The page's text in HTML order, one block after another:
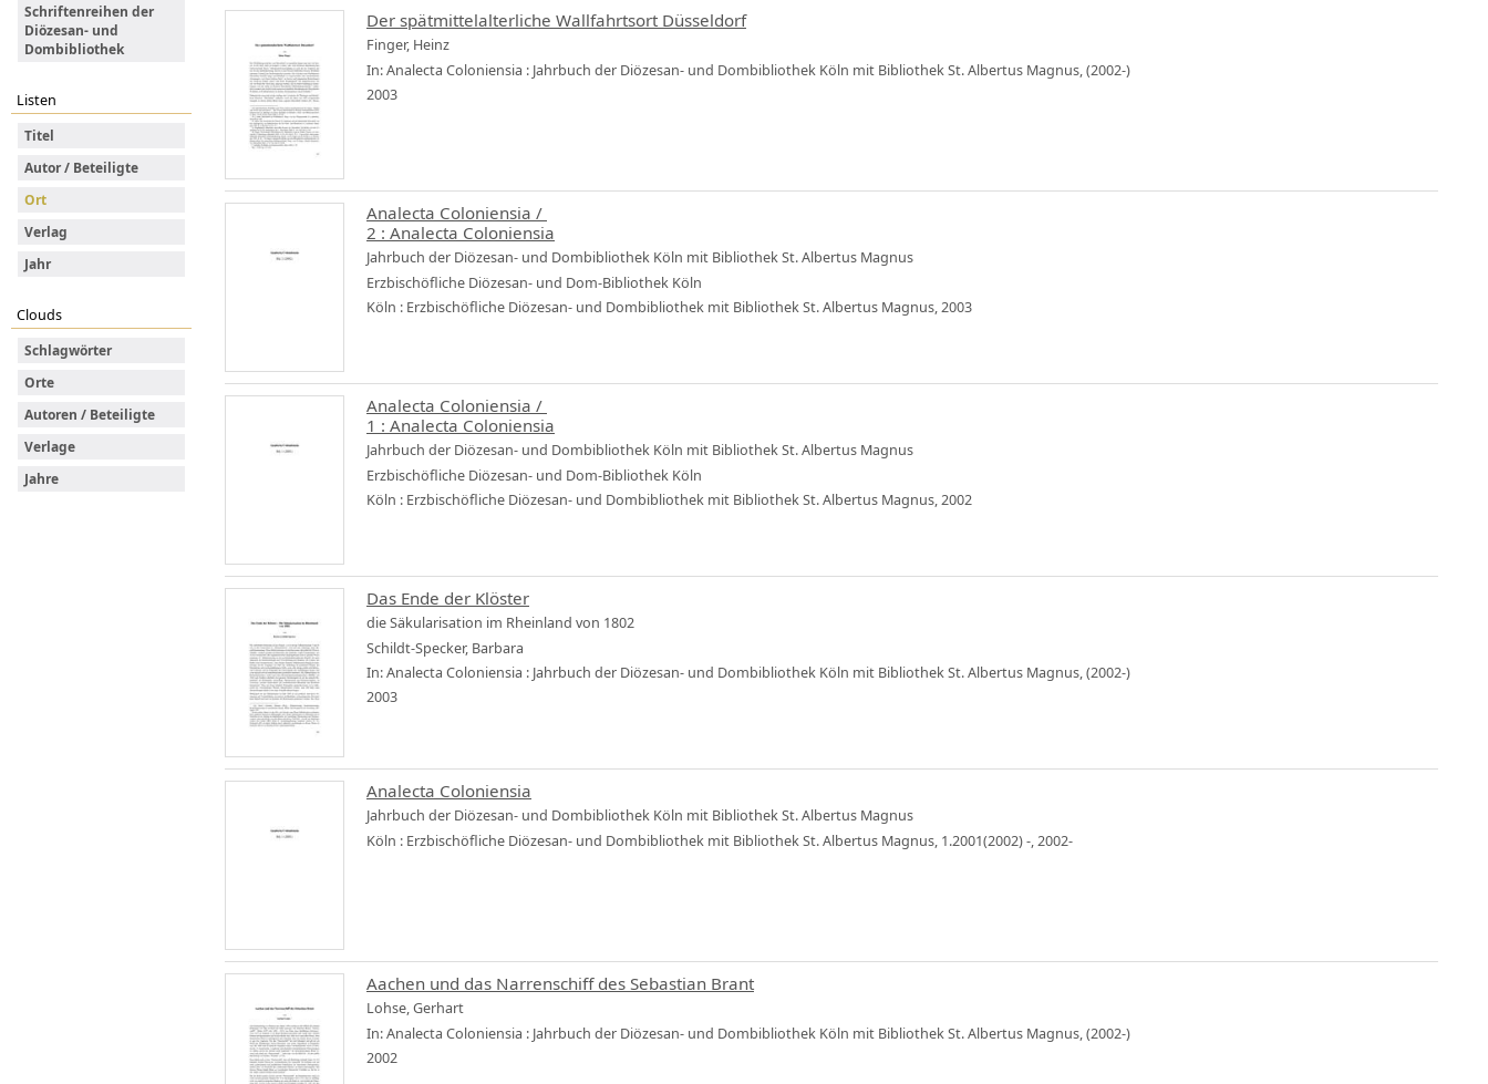
Schriftenreihen der
Diözesan- und
Dombibliothek
Listen
Titel
Autor / Beteiligte
Ort
Verlag
Jahr
Clouds
Schlagwörter
Orte
Autoren / Beteiligte
Verlage
Jahre
Der spätmittelalterliche Wallfahrtsort Düsseldorf
Finger, Heinz
In: Analecta Coloniensia : Jahrbuch der Diözesan- und Dombibliothek Köln mit Bibliothek St. Albertus Magnus, (2002-)
2003
Analecta Coloniensia /
2 : Analecta Coloniensia
Jahrbuch der Diözesan- und Dombibliothek Köln mit Bibliothek St. Albertus Magnus
Erzbischöfliche Diözesan- und Dom-Bibliothek Köln
Köln : Erzbischöfliche Diözesan- und Dombibliothek mit Bibliothek St. Albertus Magnus, 2003
Analecta Coloniensia /
1 : Analecta Coloniensia
Jahrbuch der Diözesan- und Dombibliothek Köln mit Bibliothek St. Albertus Magnus
Erzbischöfliche Diözesan- und Dom-Bibliothek Köln
Köln : Erzbischöfliche Diözesan- und Dombibliothek mit Bibliothek St. Albertus Magnus, 2002
Das Ende der Klöster
die Säkularisation im Rheinland von 1802
Schildt-Specker, Barbara
In: Analecta Coloniensia : Jahrbuch der Diözesan- und Dombibliothek Köln mit Bibliothek St. Albertus Magnus, (2002-)
2003
Analecta Coloniensia
Jahrbuch der Diözesan- und Dombibliothek Köln mit Bibliothek St. Albertus Magnus
Köln : Erzbischöfliche Diözesan- und Dombibliothek mit Bibliothek St. Albertus Magnus, 1.2001(2002) -, 2002-
Aachen und das Narrenschiff des Sebastian Brant
Lohse, Gerhart
In: Analecta Coloniensia : Jahrbuch der Diözesan- und Dombibliothek Köln mit Bibliothek St. Albertus Magnus, (2002-)
2002